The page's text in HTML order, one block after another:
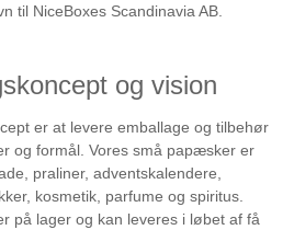
til NiceBoxes Scandinavia AB.
og vision
er at levere emballage og tilbehør
og formål. Vores små papæsker er
praliner, adventskalendere,
kosmetik, parfume og spiritus.
på lager og kan leveres i løbet af få